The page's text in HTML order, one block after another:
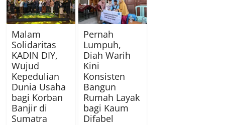
Malam
Solidaritas
KADIN DIY,
Wujud
Kepedulian
Dunia Usaha
bagi Korban
Banjir di
Sumatra
Pernah
Lumpuh,
Diah Warih
Kini
Konsisten
Bangun
Rumah Layak
bagi Kaum
Difabel